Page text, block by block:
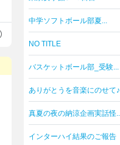
中学ソフトボール部夏...
NO TITLE
バスケットボール部_受験...
ありがとうを音楽にのせて♪
真夏の夜の納涼企画実話怪...
インターハイ結果のご報告